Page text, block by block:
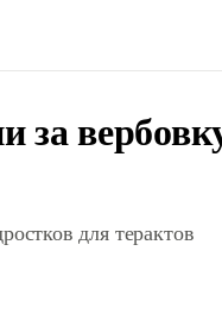
за
для терактов